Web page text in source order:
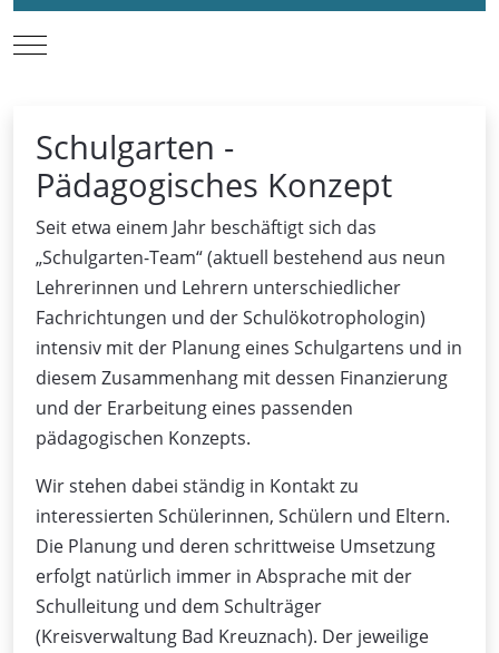
Mobile Menu Toggle
Schulgarten -
Pädagogisches Konzept
Seit etwa einem Jahr beschäftigt sich das
„Schulgarten-Team“ (aktuell bestehend aus neun
Lehrerinnen und Lehrern unterschiedlicher
Fachrichtungen und der Schulökotrophologin)
intensiv mit der Planung eines Schulgartens und in
diesem Zusammenhang mit dessen Finanzierung
und der Erarbeitung eines passenden
pädagogischen Konzepts.
Wir stehen dabei ständig in Kontakt zu
interessierten Schülerinnen, Schülern und Eltern.
Die Planung und deren schrittweise Umsetzung
erfolgt natürlich immer in Absprache mit der
Schulleitung und dem Schulträger
(Kreisverwaltung Bad Kreuznach). Der jeweilige